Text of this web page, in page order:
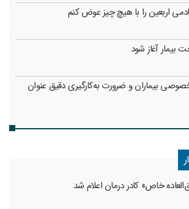
اربعین را با هیچ چیز عوض کنم
بیمار آغاز شود
بیماران و ضرورت به‌کارگیری دقیق عنوان
خاص» کادر درمان اعلام شد